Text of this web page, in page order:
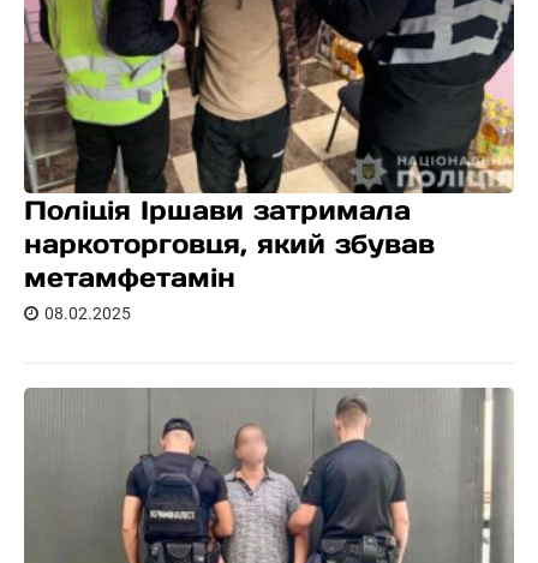
Поліція Іршави затримала
наркоторговця, який збував
метамфетамін
08.02.2025